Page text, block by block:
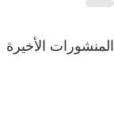
المنشورات الأخيرة